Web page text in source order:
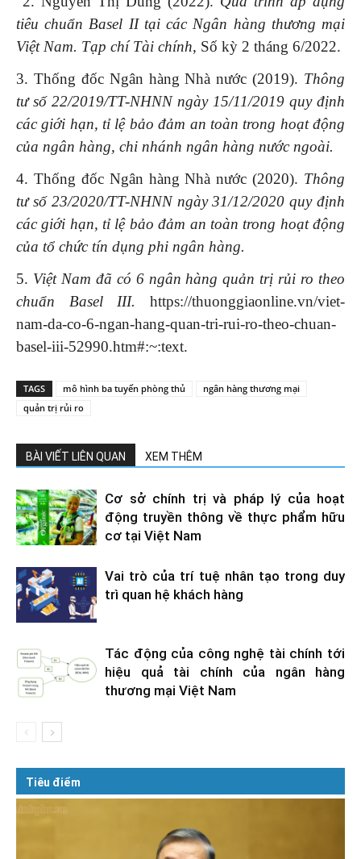
tiêu chuẩn Basel II tại các Ngân hàng thương mại
Việt Nam. Tạp chí Tài chính, Số kỳ 2 tháng 6/2022.
3. Thống đốc Ngân hàng Nhà nước (2019). Thông
tư số 22/2019/TT-NHNN ngày 15/11/2019 quy định
các giới hạn, tỉ lệ bảo đảm an toàn trong hoạt động
của ngân hàng, chi nhánh ngân hàng nước ngoài.
4. Thống đốc Ngân hàng Nhà nước (2020). Thông
tư số 23/2020/TT-NHNN ngày 31/12/2020 quy định
các giới hạn, tỉ lệ bảo đảm an toàn trong hoạt động
của tổ chức tín dụng phi ngân hàng.
5. Việt Nam đã có 6 ngân hàng quản trị rủi ro theo
chuẩn Basel III. https://thuonggiaonline.vn/viet-
nam-da-co-6-ngan-hang-quan-tri-rui-ro-theo-chuan-
basel-iii-52990.htm#:~:text.
TAGS mô hình ba tuyến phòng thủ
ngân hàng thương mại
quản trị rủi ro
BÀI VIẾT LIÊN QUAN XEM THÊM
Cơ sở chính trị và pháp lý của hoạt
động truyền thông về thực phẩm hữu
cơ tại Việt Nam
Vai trò của trí tuệ nhân tạo trong duy
trì quan hệ khách hàng
Tác động của công nghệ tài chính tới
hiệu quả tài chính của ngân hàng
thương mại Việt Nam
Tiêu điểm